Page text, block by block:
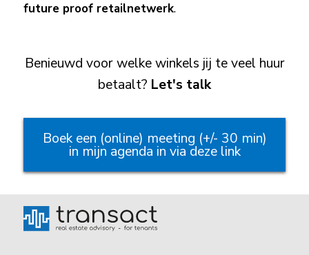
future proof retailnetwerk.
Benieuwd voor welke winkels jij te veel huur
betaalt? Let's talk
Boek een (online) meeting (+/- 30 min)
in mijn agenda in via deze link